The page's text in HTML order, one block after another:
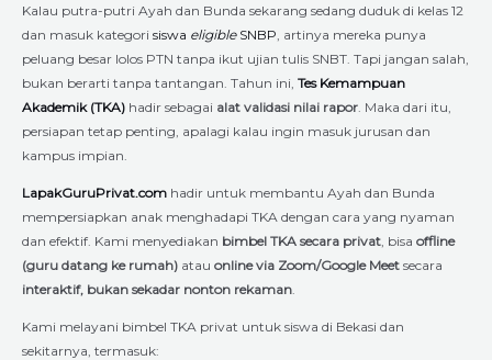
Kalau putra-putri Ayah dan Bunda sekarang sedang duduk di kelas 12
dan masuk kategori siswa eligibleSNBP , artinya mereka punya
peluang besar lolos PTN tanpa ikut ujian tulis SNBT. Tapi jangan salah,
bukan berarti tanpa tantangan. Tahun ini, Tes Kemampuan
Akademik (TKA) hadir sebagai alat validasi nilai rapor . Maka dari itu,
persiapan tetap penting, apalagi kalau ingin masuk jurusan dan
kampus impian.
LapakGuruPrivat.com hadir untuk membantu Ayah dan Bunda
mempersiapkan anak menghadapi TKA dengan cara yang nyaman
dan efektif. Kami menyediakan bimbel TKA secara privat , bisa offline
(guru datang ke rumah) atau online via Zoom/Google Meet secara
interaktif, bukan sekadar nonton rekaman
Kami melayani bimbel TKA privat untuk siswa di Bekasi dan
sekitarnya, termasuk: